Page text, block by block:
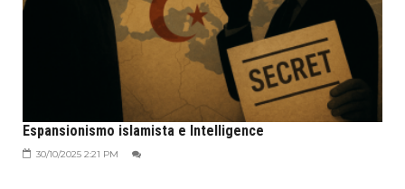
Espansionismo islamista e Intelligence
30/10/2025 2:21 PM